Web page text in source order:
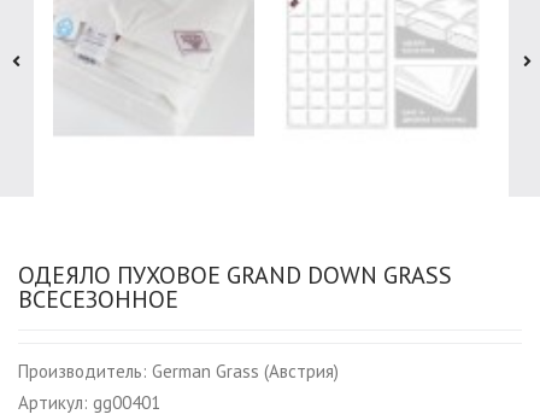
ОДЕЯЛО ПУХОВОЕ GRAND DOWN GRASS
ВСЕСЕЗОННОЕ
Производитель: German Grass (Австрия)
Артикул: gg00401